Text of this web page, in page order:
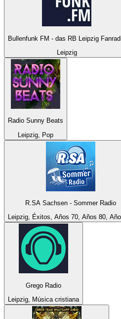
Bullenfunk FM - das RB Leipzig
Leipzig
Radio Sunny Beats
Leipzig, Pop
R.SA Sachsen - Sommer Radio
Leipzig, Éxitos, Años 70, Años 80,
Grego Radio
Leipzig, Música cristiana